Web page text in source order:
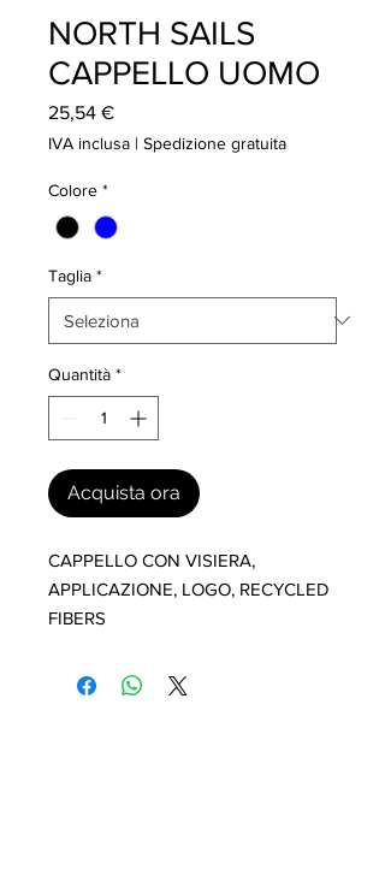
NORTH SAILS
CAPPELLO UOMO
25,54 €Prezzo
IVA inclusa | Spedizione gratuita
Colore *
Taglia *
Quantità *
Acquista ora
CAPPELLO CON VISIERA,
APPLICAZIONE, LOGO, RECYCLED
FIBERS